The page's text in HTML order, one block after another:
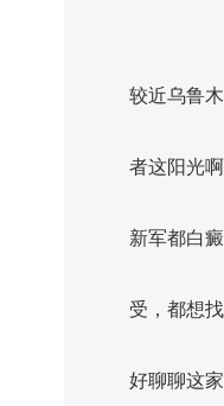
较近乌鲁
者这阳光
新军都白
受，都想
好聊聊这